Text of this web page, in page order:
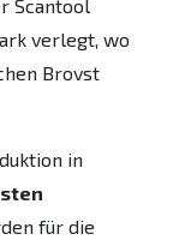
Scantool
verlegt, wo
Brovst
in
für die